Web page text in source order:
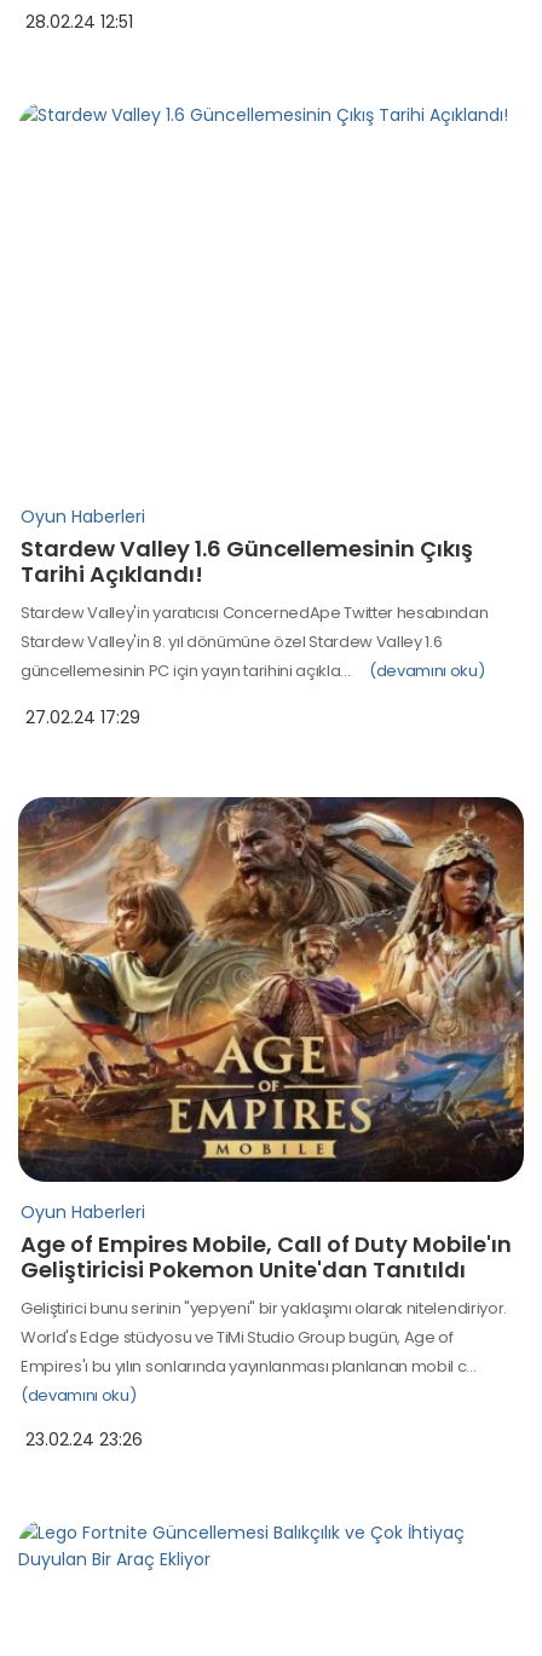
28.02.24 12:51
Oyun Haberleri
Stardew Valley 1.6 Güncellemesinin Çıkış
Tarihi Açıklandı!
Stardew Valley'in yaratıcısı ConcernedApe Twitter hesabından
Stardew Valley'in 8. yıl dönümüne özel Stardew Valley 1.6
güncellemesinin PC için yayın tarihini açıkla…
(devamını oku)
27.02.24 17:29
Oyun Haberleri
Age of Empires Mobile, Call of Duty Mobile'ın
Geliştiricisi Pokemon Unite'dan Tanıtıldı
Geliştirici bunu serinin "yepyeni" bir yaklaşımı olarak nitelendiriyor.
World's Edge stüdyosu ve TiMi Studio Group bugün, Age of
Empires'ı bu yılın sonlarında yayınlanması planlanan mobil c…
(devamını oku)
23.02.24 23:26